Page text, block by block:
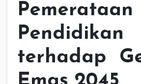
Pemerataan
Pendidikan
terhadap